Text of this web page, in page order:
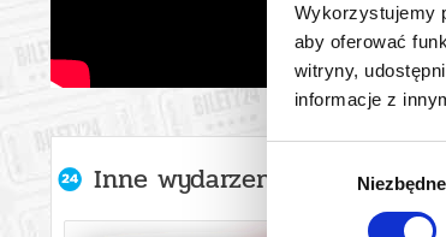
Wykorzystujemy
aby oferować
witryny,
informacje z
zgody
Niezbędne
Inne wydarzenia organizatora